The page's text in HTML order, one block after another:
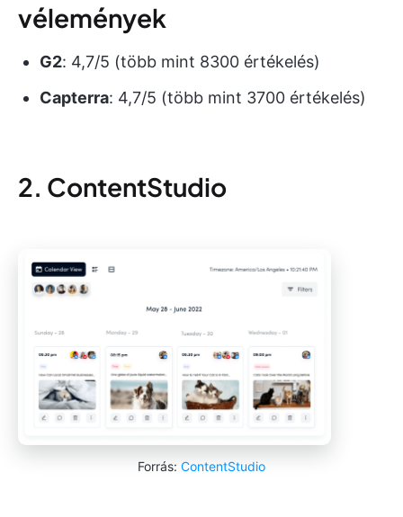
vélemények
G2: 4,7/5 (több mint 8300 értékelés)
Capterra: 4,7/5 (több mint 3700 értékelés)
2. ContentStudio
Forrás: ContentStudio